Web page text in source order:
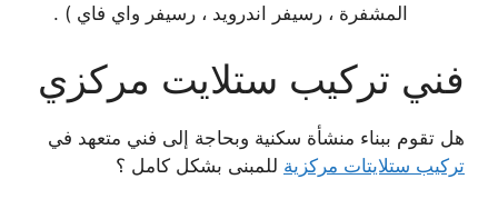
المشفرة ، رسيفر اندرويد ، رسيفر واي فاي ) .
فني تركيب ستلايت مركزي
هل تقوم ببناء منشأة سكنية وبحاجة إلى فني متعهد في
تركيب ستلايتات مركزية للمبنى بشكل كامل ؟